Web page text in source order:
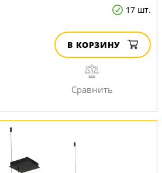
17 шт.
В КОРЗИНУ